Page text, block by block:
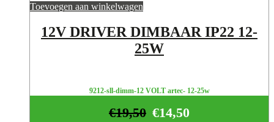
Toevoegen aan winkelwagen
12V DRIVER DIMBAAR IP22 12-
25W
9212-sll-dimm-12 VOLT artec- 12-25w
€14,50
€19,50